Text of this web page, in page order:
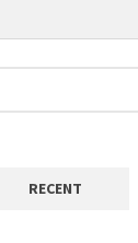
RECENT